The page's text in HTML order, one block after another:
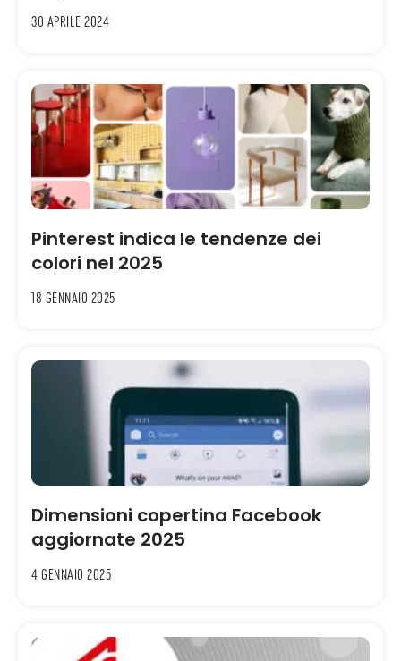
30 Aprile 2024
Pinterest indica le tendenze dei
colori nel 2025
18 Gennaio 2025
Dimensioni copertina Facebook
aggiornate 2025
4 Gennaio 2025